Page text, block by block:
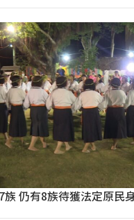
族 仍有8族待獲法定原民